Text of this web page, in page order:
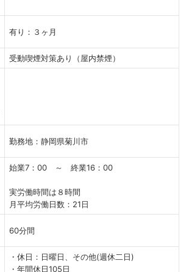
有り：３ヶ月
受動喫煙対策あり（屋内禁煙）
勤務地：静岡県菊川市
始業7：00 ～ 終業16：00
実労働時間は８時間
月平均労働日数：21日
60分間
・休日：日曜日、その他(週休二日)
・年間休日105日